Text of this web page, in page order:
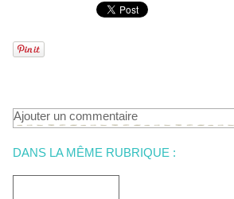
Ajouter un commentaire
DANS LA MÊME RUBRIQUE :